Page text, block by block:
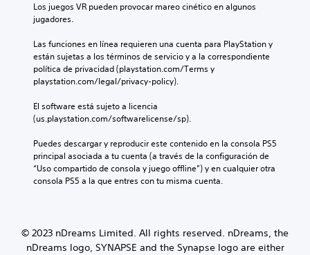
Los juegos VR pueden provocar mareo cinético en algunos
jugadores.
Las funciones en línea requieren una cuenta para PlayStation y
están sujetas a los términos de servicio y a la correspondiente
política de privacidad (playstation.com/Terms y
playstation.com/legal/privacy-policy).
El software está sujeto a licencia
(us.playstation.com/softwarelicense/sp).
Puedes descargar y reproducir este contenido en la consola PS5
principal asociada a tu cuenta (a través de la configuración de
“Uso compartido de consola y juego offline”) y en cualquier otra
consola PS5 a la que entres con tu misma cuenta.
© 2023 nDreams Limited. All rights reserved. nDreams, the
nDreams logo, SYNAPSE and the Synapse logo are either